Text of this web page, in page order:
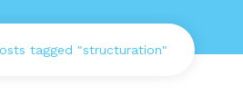
tagged "structuration"